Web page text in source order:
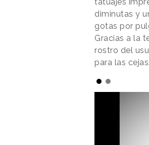
diminutas y
gotas por
Gracias a la
rostro del
para las cejas.